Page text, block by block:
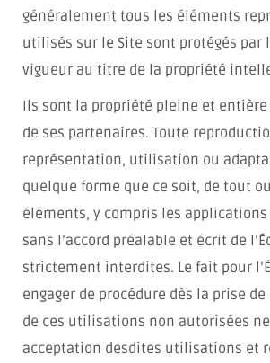
généralement tous les éléments
utilisés sur le Site sont protégés par
vigueur au titre de la propriété
Ils sont la propriété pleine et entière
de ses partenaires. Toute
représentation, utilisation ou
quelque forme que ce soit, de tout
éléments, y compris les
sans l’accord préalable et écrit de
strictement interdites. Le fait pour
engager de procédure dès la prise
de ces utilisations non autorisées
acceptation desdites utilisations et